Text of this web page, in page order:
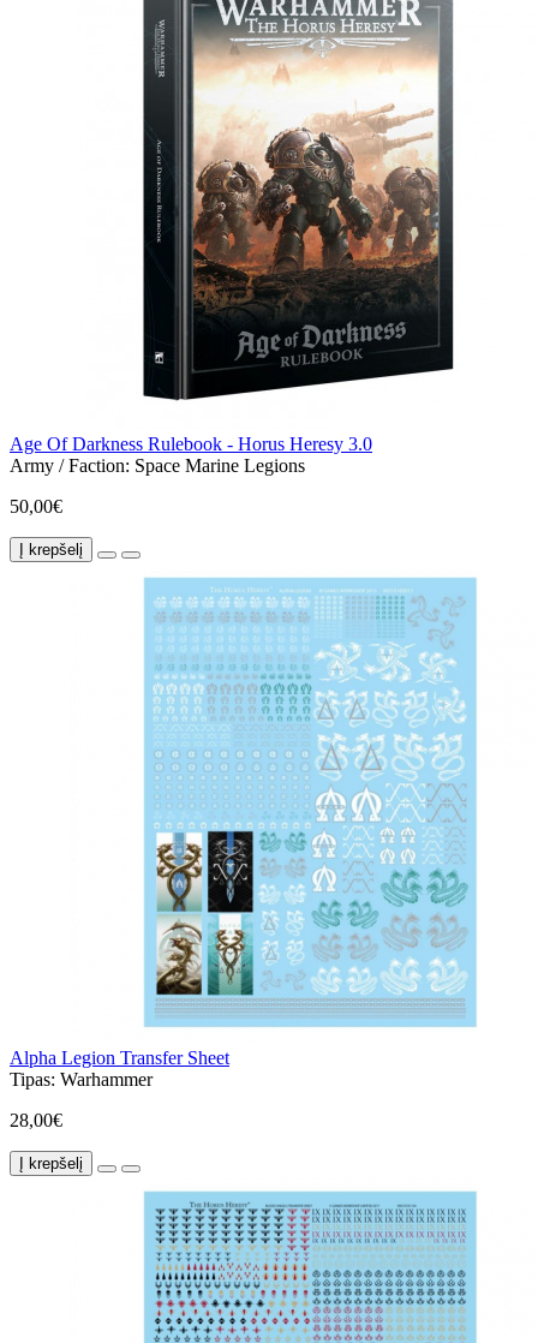
Age Of Darkness Rulebook - Horus Heresy 3.0
Army / Faction: Space Marine Legions
50,00€
Į krepšelį
Alpha Legion Transfer Sheet
Tipas: Warhammer
28,00€
Į krepšelį